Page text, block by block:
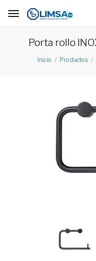
Porta rollo
Inicio Productos